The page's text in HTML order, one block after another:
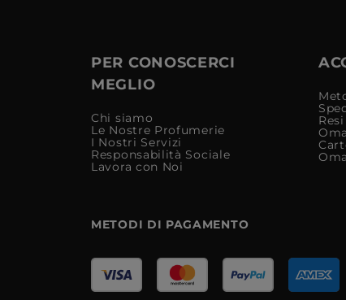
PER CONOSCERCI
MEGLIO
Chi siamo
Le Nostre Profumerie
I Nostri Servizi
Responsabilità Sociale
Lavora con Noi
METODI DI PAGAMENTO